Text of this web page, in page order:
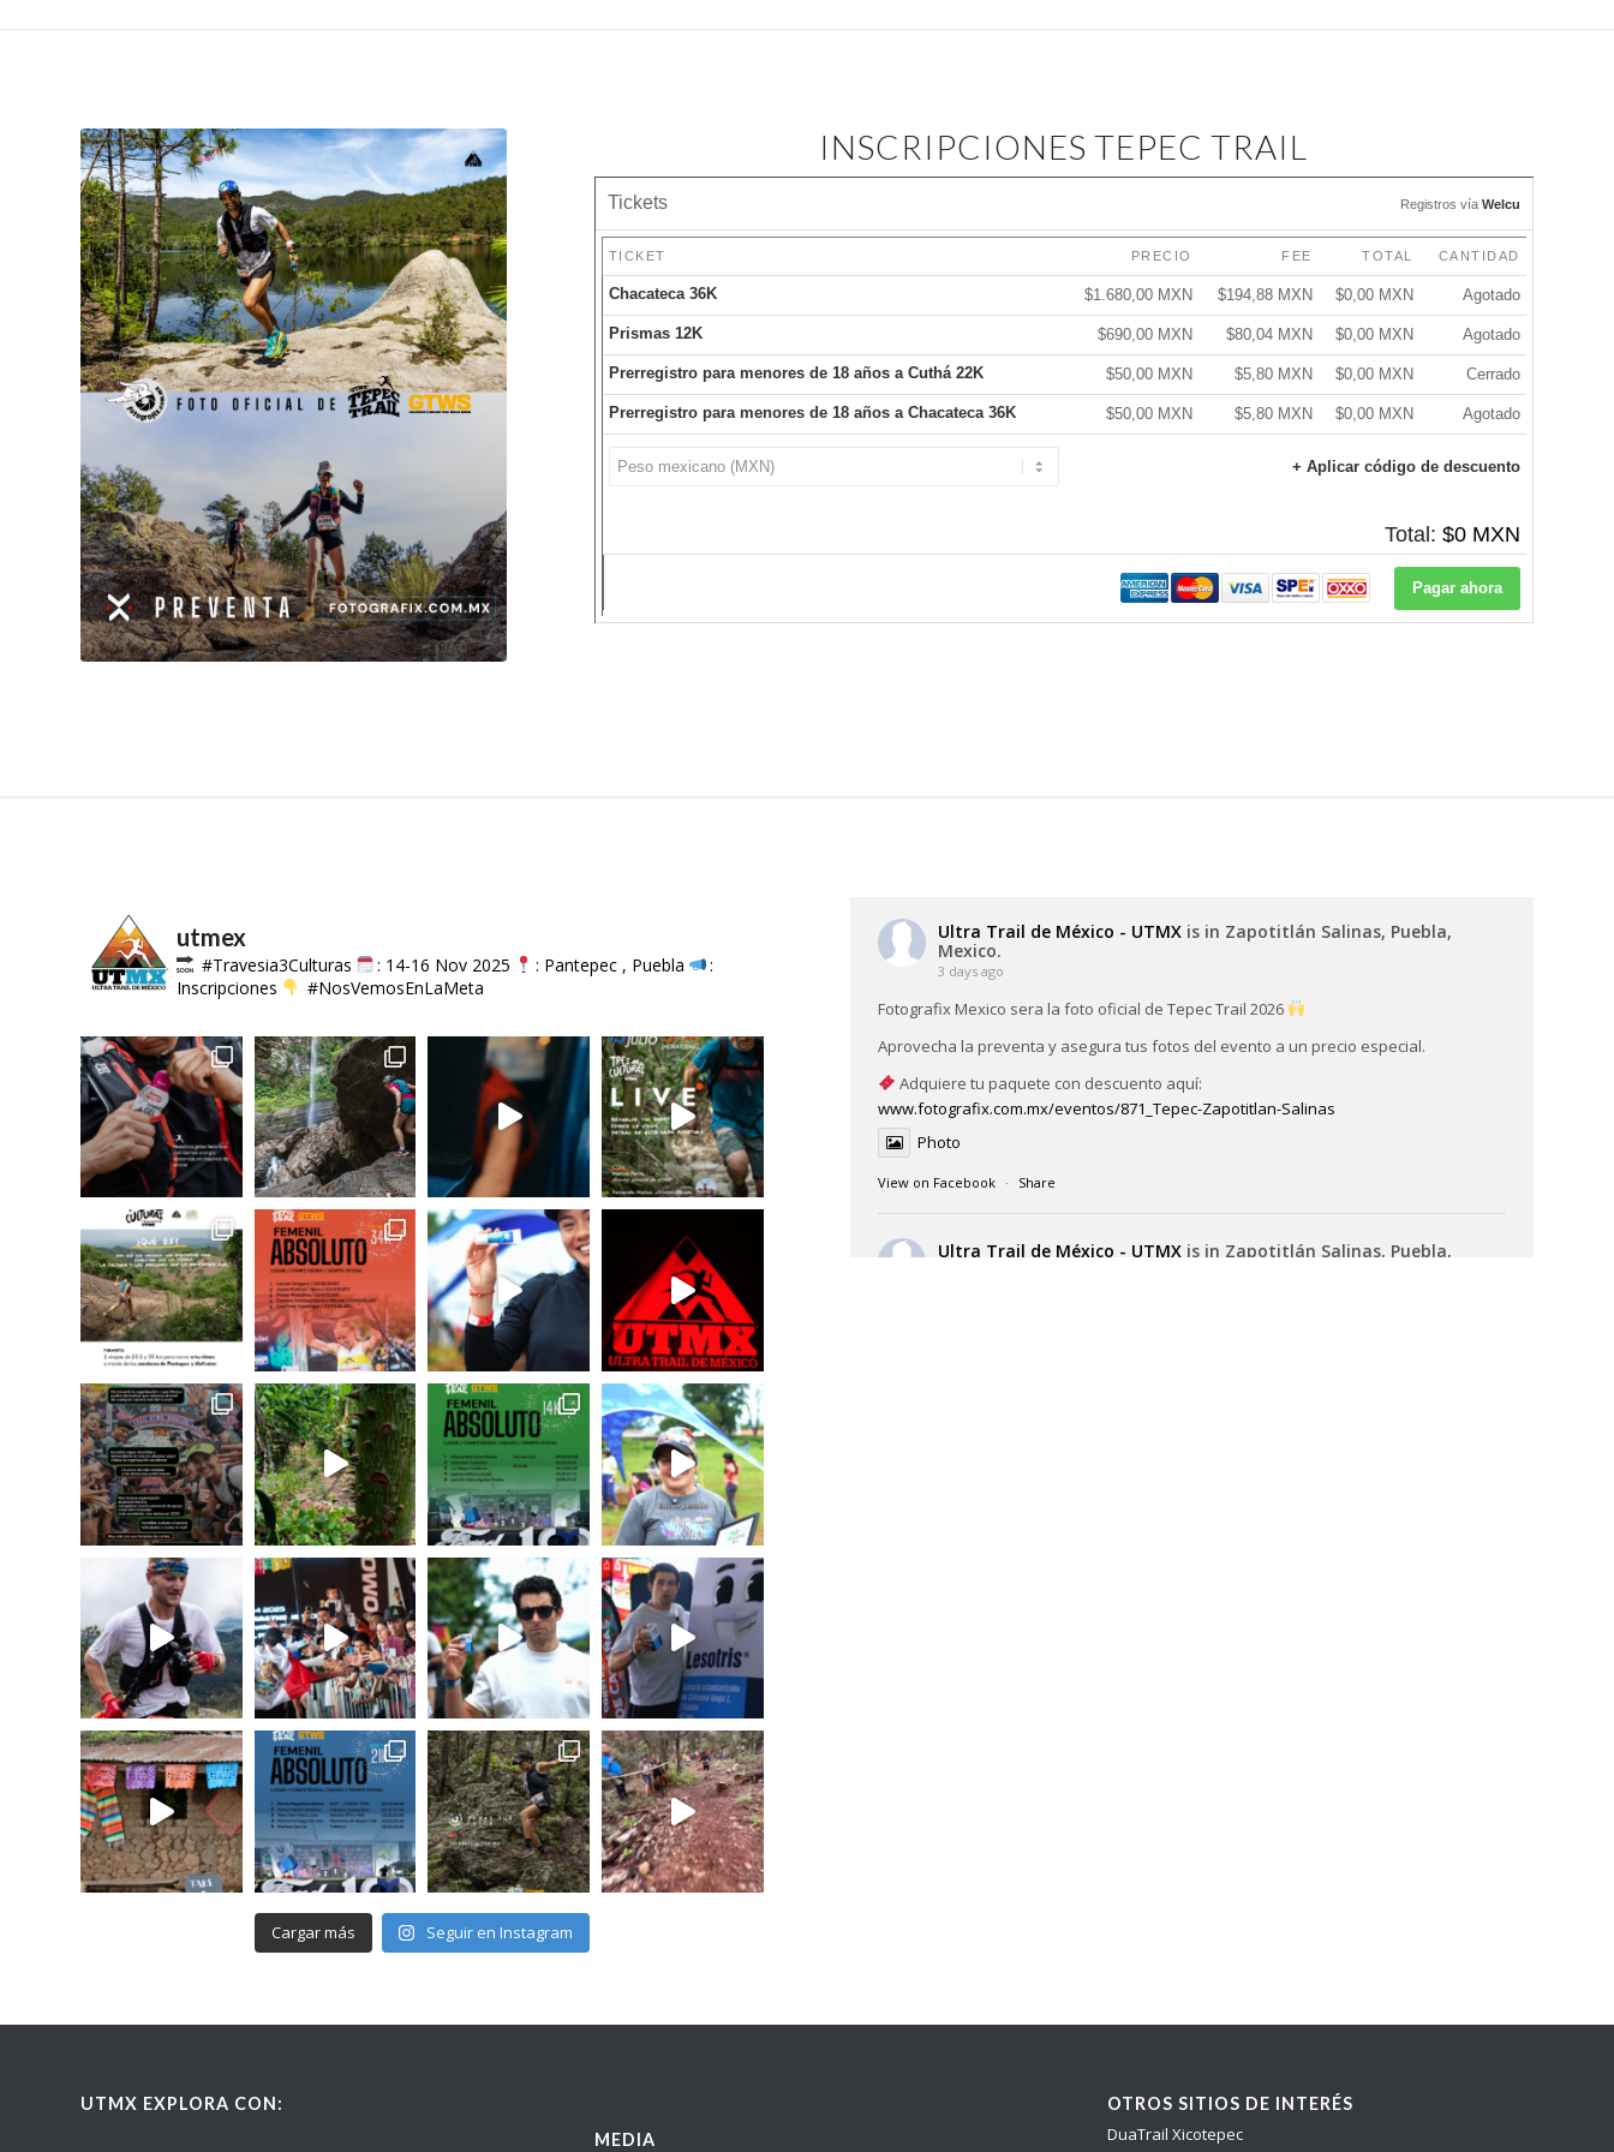
INSCRIPCIONES TEPEC TRAIL
Tickets Registros vía Welcu
TICKET PRECIO FEE TOTAL CANTIDAD
Chacateca 36K $1.680,00 MXN $194,88 MXN $0,00 MXN Agotado
Prismas 12K $690,00 MXN $80,04 MXN $0,00 MXN Agotado
Prerregistro para menores de 18 años a Cuthá 22K $50,00 MXN $5,80 MXN $0,00 MXN Cerrado
Prerregistro para menores de 18 años a Chacateca 36K $50,00 MXN $5,80 MXN $0,00 MXN Agotado
+ Aplicar código de descuento
Total: $0 MXN
utmex
#Travesia3Culturas : 14-16 Nov 2025 : Pantepec , Puebla
:
Inscripciones
#NosVemosEnLaMeta
Cargar más Seguir en Instagram
Ultra Trail de México - UTMX is in Zapotitlán Salinas, Puebla,
Mexico.
3 days ago
Fotografix Mexico sera la foto oficial de Tepec Trail 2026
Aprovecha la preventa y asegura tus fotos del evento a un precio especial.
Adquiere tu paquete con descuento aquí:
www.fotografix.com.mx/eventos/871_Tepec-Zapotitlan-Salinas
Photo
View on Facebook · Share
Ultra Trail de México - UTMX is in Zapotitlán Salinas, Puebla,
6 days ago
desierto. Protegiendo la piel de los corredores. Respetando la naturaleza que los
UTMX EXPLORA CON:
MEDIA
OTROS SITIOS DE INTERÉS
DuaTrail Xicotepec